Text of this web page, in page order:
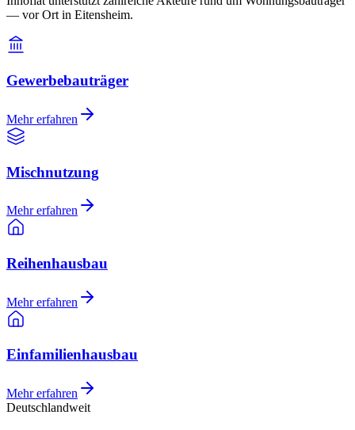
— vor Ort in Eitensheim.
Gewerbebauträger
Mehr erfahren
Mischnutzung
Mehr erfahren
Reihenhausbau
Mehr erfahren
Einfamilienhausbau
Mehr erfahren
Deutschlandweit